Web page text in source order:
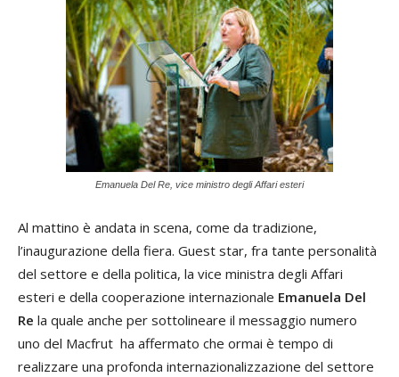
Emanuela Del Re, vice ministro degli Affari esteri
Al mattino è andata in scena, come da tradizione,
l’inaugurazione della fiera. Guest star, fra tante personalità
del settore e della politica, la vice ministra degli Affari
esteri e della cooperazione internazionale Emanuela Del
Re la quale anche per sottolineare il messaggio numero
uno del Macfrut ha affermato che ormai è tempo di
realizzare una profonda internazionalizzazione del settore